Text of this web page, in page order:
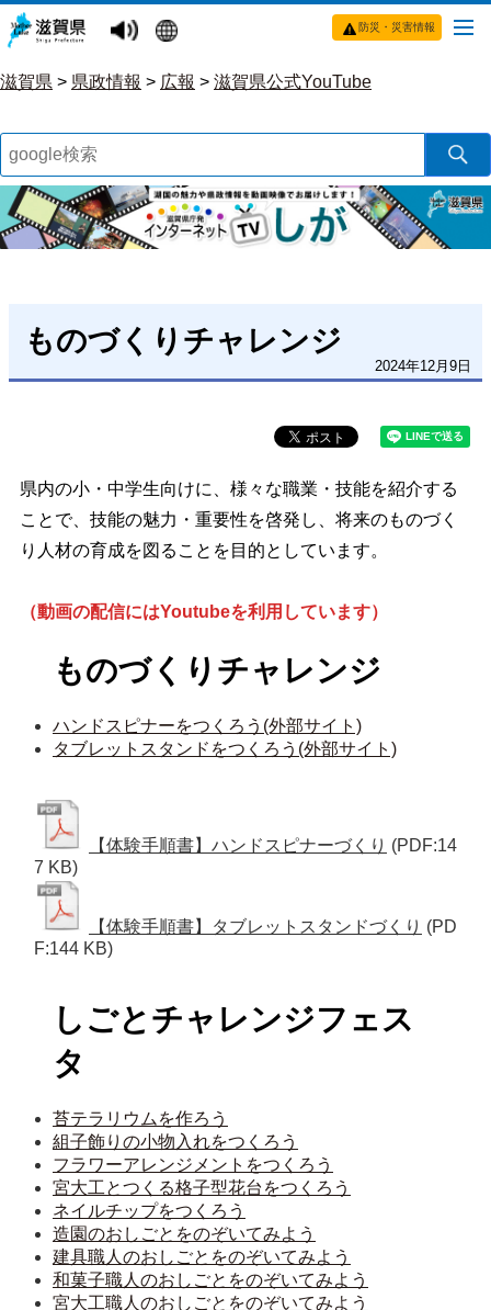
防災・災害情報
滋賀県 > 県政情報 > 広報 > 滋賀県公式YouTube
ものづくりチャレンジ
2024年12月9日
県内の小・中学生向けに、様々な職業・技能を紹介する
ことで、技能の魅力・重要性を啓発し、将来のものづく
り人材の育成を図ることを目的としています。
（動画の配信にはYoutubeを利用しています）
ものづくりチャレンジ
ハンドスピナーをつくろう(外部サイト)
タブレットスタンドをつくろう(外部サイト)
【体験手順書】ハンドスピナーづくり (PDF:14
7 KB)
【体験手順書】タブレットスタンドづくり (PD
F:144 KB)
しごとチャレンジフェス
タ
苔テラリウムを作ろう
組子飾りの小物入れをつくろう
フラワーアレンジメントをつくろう
宮大工とつくる格子型花台をつくろう
ネイルチップをつくろう
造園のおしごとをのぞいてみよう
建具職人のおしごとをのぞいてみよう
和菓子職人のおしごとをのぞいてみよう
宮大工職人のおしごとをのぞいてみよう